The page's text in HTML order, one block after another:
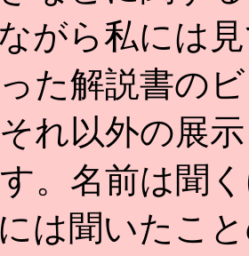
がら私には
た解説書の
れ以外の展
。名前は聞
は聞いたこ